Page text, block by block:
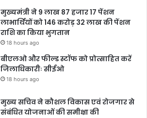
मुख्यमंत्री ने 9 लाख 87 हजार 17 पेंशन
लाभार्थियों को 146 करोड़ 32 लाख की पेंशन
राशि का किया भुगतान
18 hours ago
बीएलओ और फील्ड स्टॉफ को प्रोत्साहित करें
जिलाधिकारीः सीईओ
18 hours ago
मुख्य सचिव ने कौशल विकास एवं रोजगार से
संबंधित योजनाओं की समीक्षा की